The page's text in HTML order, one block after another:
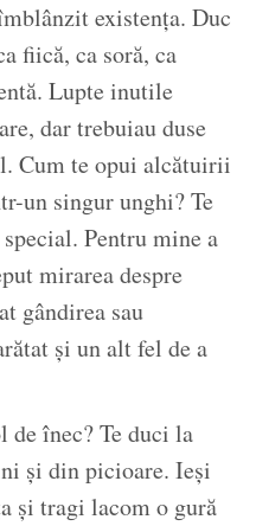
existența. Duc
fiică, ca soră, ca
Lupte inutile
dar trebuiau duse
Cum te opui alcătuirii
un singur unghi? Te
Pentru mine a
mirarea despre
gândirea sau
și un alt fel de a
înec? Te duci la
și din picioare. Ieși
și tragi lacom o gură